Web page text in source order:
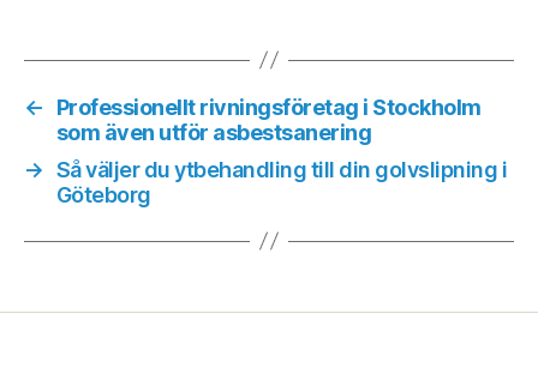
←
Professionellt rivningsföretag i Stockholm
som även utför asbestsanering
→ Så väljer du ytbehandling till din golvslipning i
Göteborg